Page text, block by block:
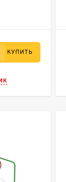
КУПИТЬ